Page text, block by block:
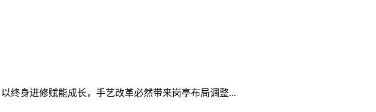
终身进修赋能成长，手艺改革必然带来岗亭布局调整...